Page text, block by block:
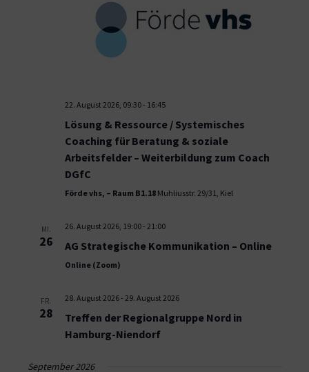
22. August 2026, 09:30- 16:45
Lösung & Ressource / Systemisches
Coaching für Beratung & soziale
Arbeitsfelder – Weiterbildung zum Coach
DGfC
Förde vhs, – Raum B1.18 Muhliusstr. 29/31, Kiel
MI.
26
26. August 2026, 19:00- 21:00
AG Strategische Kommunikation – Online
Online (Zoom)
FR.
28
28. August 2026- 29. August 2026
Treffen der Regionalgruppe Nord in
Hamburg-Niendorf
September 2026